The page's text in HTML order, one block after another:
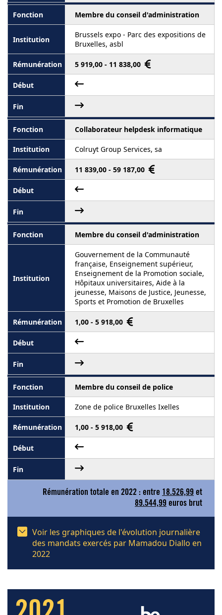
Membre du conseil d'administration
Brussels expo - Parc des expositions de
Bruxelles, asbl
5 919,00 - 11 838,00
Collaborateur helpdesk informatique
Colruyt Group Services, sa
11 839,00 - 59 187,00
Membre du conseil d'administration
Gouvernement de la Communauté
française, Enseignement supérieur,
Enseignement de la Promotion sociale,
Hôpitaux universitaires, Aide à la
jeunesse, Maisons de Justice, Jeunesse,
Sports et Promotion de Bruxelles
1,00 - 5 918,00
Membre du conseil de police
Zone de police Bruxelles Ixelles
1,00 - 5 918,00
Rémunération totale en 2022 : entre 18.526,99 et
89.544,99 euros brut
Voir les graphiques de l'évolution journalière
des mandats exercés par Mamadou Diallo en
2022